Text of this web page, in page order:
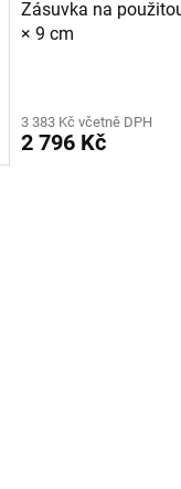
Zásuvka na
× 9 cm
3 383 Kč včetně DPH
2 796 Kč